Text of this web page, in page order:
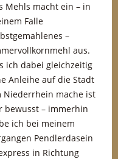
Mehls macht ein – in
Falle
–
aus.
ich dabei gleichzeitig
Anleihe auf die Stadt
Niederrhein mache ist
bewusst – immerhin
ich bei meinem
Pendlerdasein
in Richtung